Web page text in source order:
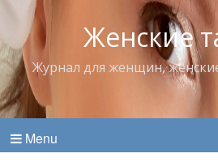
Женские
Журнал для женщин,
Menu